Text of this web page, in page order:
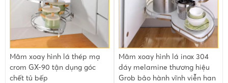
Mâm xoay hình lá thép mạ
crom GX-90 tận dụng góc
chết tủ bếp
Mâm xoay hình lá inox 304
đáy melamine thương hiệu
Grob bảo hành vĩnh viễn han